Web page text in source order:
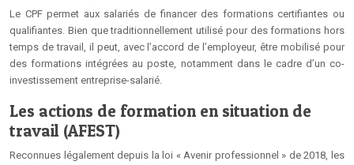
Le CPF permet aux salariés de financer des formations certifiantes ou
qualifiantes. Bien que traditionnellement utilisé pour des formations hors
temps de travail, il peut, avec l’accord de l’employeur, être mobilisé pour
des formations intégrées au poste, notamment dans le cadre d’un co-
investissement entreprise-salarié.
Les actions de formation en situation de
travail (AFEST)
Reconnues légalement depuis la loi « Avenir professionnel » de 2018, les